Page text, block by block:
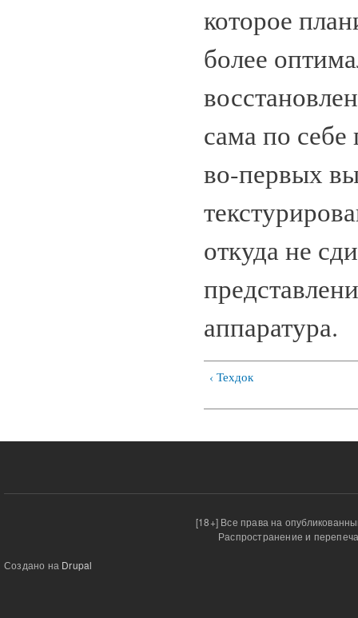
которое
более
сама по
во-первых
откуда не
аппаратура.
‹ Техдок
[18+] Все права на
Распространение и
Создано на Drupal